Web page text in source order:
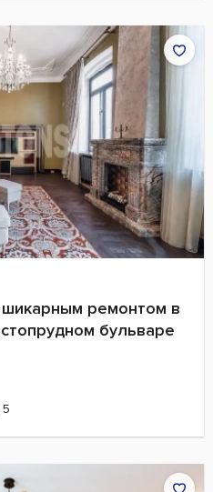
ремонтом в
бульваре
5